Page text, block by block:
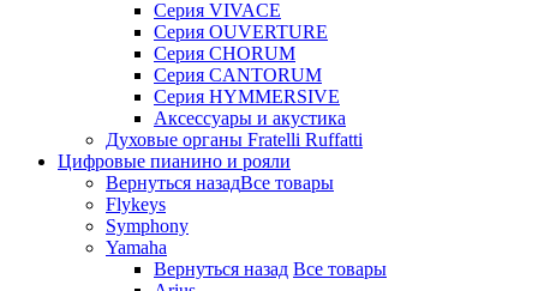
Серия VIVACE
Серия OUVERTURE
Серия CHORUM
Серия CANTORUM
Серия HYMMERSIVE
Аксессуары и акустика
Духовые органы Fratelli Ruffatti
Цифровые пианино и рояли
Вернуться назадВсе товары
Flykeys
Symphony
Yamaha
Вернуться назад Все товары